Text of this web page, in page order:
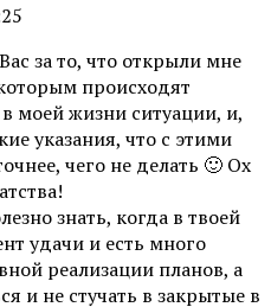
за то, что открыли мне
происходят
моей жизни ситуации, и,
указания, что с этими
чего не делать 🙂 Ох
знать, когда в твоей
удачи и есть много
реализации планов, а
и не стучать в закрытые в